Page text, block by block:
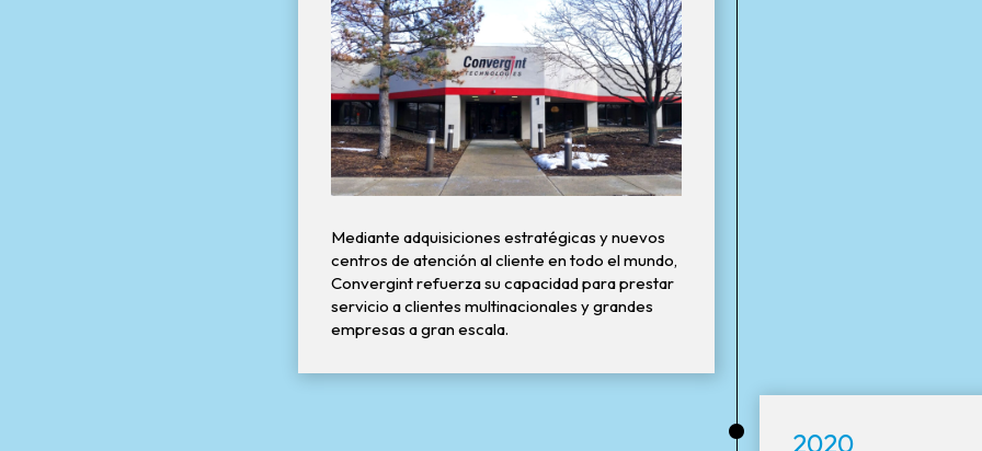
Mediante adquisiciones estratégicas y nuevos
centros de atención al cliente en todo el mundo,
Convergint refuerza su capacidad para prestar
servicio a clientes multinacionales y grandes
empresas a gran escala.
•
2020